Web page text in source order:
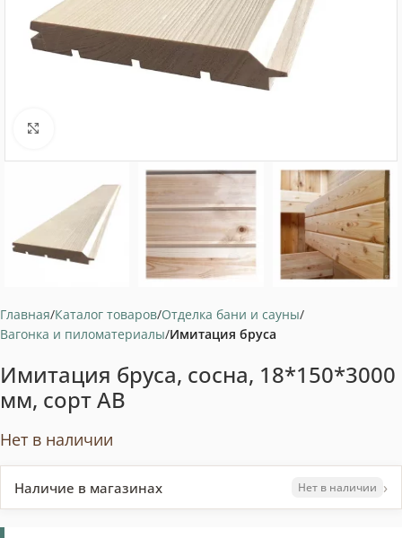
Главная Каталог товаров Отделка бани и сауны
Вагонка и пиломатериалы Имитация бруса
Имитация бруса, сосна, 18*150*3000
мм, сорт АB
Нет в наличии
Наличие в магазинах Нет в наличии ›